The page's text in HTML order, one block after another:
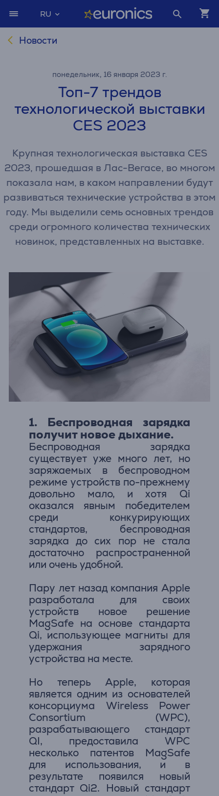
RU
Новости
понедельник, 16 января 2023 г.
Топ-7 трендов
технологической выставки
CES 2023
Крупная технологическая выставка CES
2023, прошедшая в Лас-Вегасе, во многом
показала нам, в каком направлении будут
развиваться технические устройства в этом
году. Мы выделили семь основных трендов
среди огромного количества технических
новинок, представленных на выставке.
1. Беспроводная зарядка
получит новое дыхание.
Беспроводная зарядка
существует уже много лет, но
заряжаемых в беспроводном
режиме устройств по-прежнему
довольно мало, и хотя Qi
оказался явным победителем
среди конкурирующих
стандартов, беспроводная
зарядка до сих пор не стала
достаточно распространенной
или очень удобной.
Пару лет назад компания Apple
разработала для своих
устройств новое решение
MagSafe на основе стандарта
Qi, использующее магниты для
удержания зарядного
устройства на месте.
Но теперь Apple, которая
является одним из основателей
консорциума Wireless Power
Consortium (WPC),
разрабатывающего стандарт
QI, предоставила WPC
несколько патентов MagSafe
для использования, и в
результате появился новый
стандарт Qi2. Новый стандарт